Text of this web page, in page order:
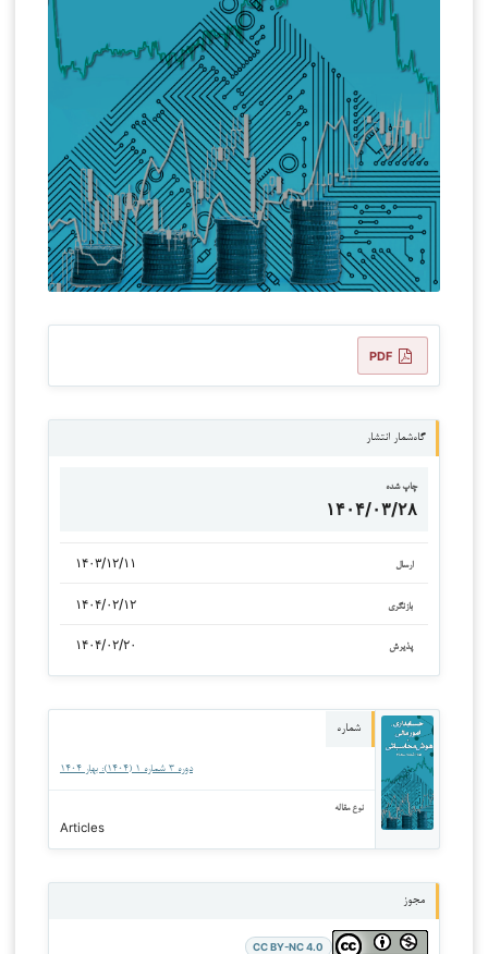
PDF
گاه‌شمار انتشار
چاپ شده
۱۴۰۴/۰۳/۲۸
ارسال ۱۴۰۳/۱۲/۱۱
بازنگری ۱۴۰۴/۰۲/۱۲
پذیرش ۱۴۰۴/۰۲/۲۰
شماره
دوره ۳ شماره ۱ (۱۴۰۴): بهار ۱۴۰۴
نوع مقاله
Articles
مجوز
CC BY-NC 4.0